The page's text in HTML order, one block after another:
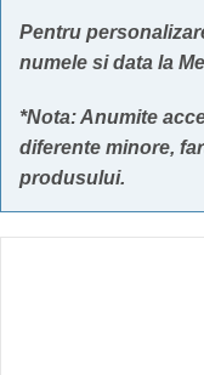
Pentru
numele si data la
*Nota: Anumite
diferente minore,
produsului.